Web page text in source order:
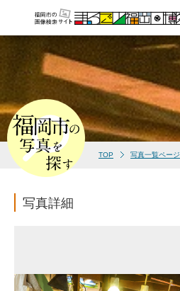
TOP 写真一覧ページ
写真詳細